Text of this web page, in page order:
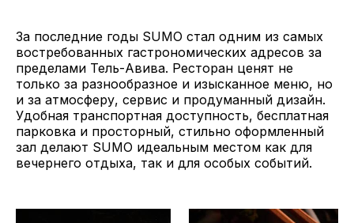
За последние годы SUMO стал одним из самых
востребованных гастрономических адресов за
пределами Тель-Авива. Ресторан ценят не
только за разнообразное и изысканное меню, но
и за атмосферу, сервис и продуманный дизайн.
Удобная транспортная доступность, бесплатная
парковка и просторный, стильно оформленный
зал делают SUMO идеальным местом как для
вечернего отдыха, так и для особых событий.